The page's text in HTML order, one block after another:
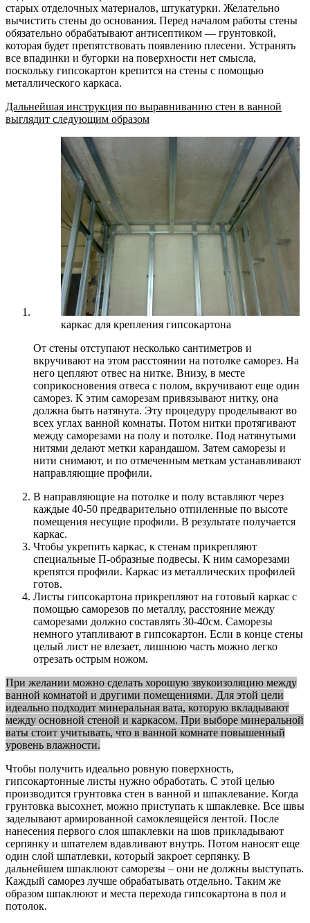
старых отделочных материалов, штукатурки. Желательно
вычистить стены до основания. Перед началом работы стены
обязательно обрабатывают антисептиком — грунтовкой,
которая будет препятствовать появлению плесени. Устранять
все впадинки и бугорки на поверхности нет смысла,
поскольку гипсокартон крепится на стены с помощью
металлического каркаса.
Дальнейшая инструкция по выравниванию стен в ванной
выглядит следующим образом
каркас для крепления гипсокартона
От стены отступают несколько сантиметров и
вкручивают на этом расстоянии на потолке саморез. На
него цепляют отвес на нитке. Внизу, в месте
соприкосновения отвеса с полом, вкручивают еще один
саморез. К этим саморезам привязывают нитку, она
должна быть натянута. Эту процедуру проделывают во
всех углах ванной комнаты. Потом нитки протягивают
между саморезами на полу и потолке. Под натянутыми
нитями делают метки карандашом. Затем саморезы и
нити снимают, и по отмеченным меткам устанавливают
направляющие профили.
В направляющие на потолке и полу вставляют через
каждые 40-50 предварительно отпиленные по высоте
помещения несущие профили. В результате получается
каркас.
Чтобы укрепить каркас, к стенам прикрепляют
специальные П-образные подвесы. К ним саморезами
крепятся профили. Каркас из металлических профилей
готов.
Листы гипсокартона прикрепляют на готовый каркас с
помощью саморезов по металлу, расстояние между
саморезами должно составлять 30-40см. Саморезы
немного утапливают в гипсокартон. Если в конце стены
целый лист не влезает, лишнюю часть можно легко
отрезать острым ножом.
При желании можно сделать хорошую звукоизоляцию между
ванной комнатой и другими помещениями. Для этой цели
идеально подходит минеральная вата, которую вкладывают
между основной стеной и каркасом. При выборе минеральной
ваты стоит учитывать, что в ванной комнате повышенный
уровень влажности.
Чтобы получить идеально ровную поверхность,
гипсокартонные листы нужно обработать. С этой целью
производится грунтовка стен в ванной и шпаклевание. Когда
грунтовка высохнет, можно приступать к шпаклевке. Все швы
заделывают армированной самоклеящейся лентой. После
нанесения первого слоя шпаклевки на шов прикладывают
серпянку и шпателем вдавливают внутрь. Потом наносят еще
один слой шпатлевки, который закроет серпянку. В
дальнейшем шпаклюют саморезы – они не должны выступать.
Каждый саморез лучше обрабатывать отдельно. Таким же
образом шпаклюют и места перехода гипсокартона в пол и
потолок.